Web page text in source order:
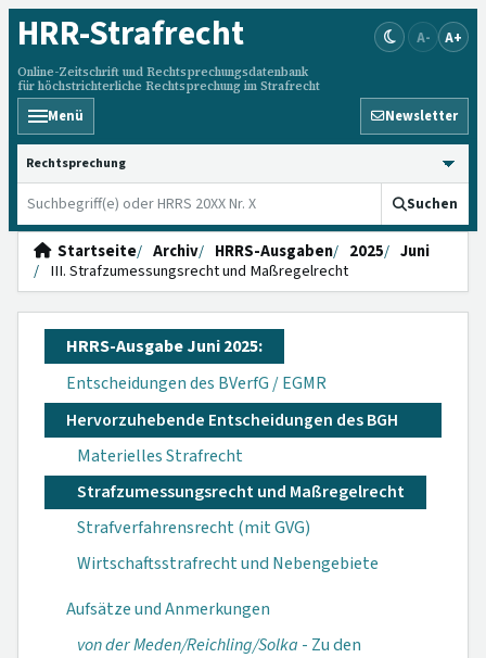
HRR-Strafrecht
Online-Zeitschrift und Rechtsprechungsdatenbank
für höchstrichterliche Rechtsprechung im Strafrecht
A- A+
Menü Newsletter
HRRS durchsuchen
Suchen
Startseite Archiv HRRS-Ausgaben 2025
Juni
III. Strafzumessungsrecht und Maßregelrecht
HRRS-Ausgabe Juni 2025:
Entscheidungen des BVerfG / EGMR
Hervorzuhebende Entscheidungen des BGH
Materielles Strafrecht
Strafzumessungsrecht und Maßregelrecht
Strafverfahrensrecht (mit GVG)
Wirtschaftsstrafrecht und Nebengebiete
Aufsätze und Anmerkungen
von der Meden/Reichling/Solka - Zu den